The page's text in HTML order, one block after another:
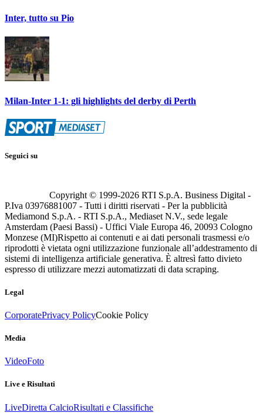
Inter, tutto su Pio
Milan-Inter 1-1: gli highlights del derby di Perth
Seguici su
Copyright © 1999-2026 RTI S.p.A. Business Digital -
P.Iva 03976881007 - Tutti i diritti riservati - Per la pubblicità
Mediamond S.p.A. - RTI S.p.A., Mediaset N.V., sede legale
Amsterdam (Paesi Bassi) - Uffici Viale Europa 46, 20093 Cologno
Monzese (MI)Rispetto ai contenuti e ai dati personali trasmessi e/o
riprodotti è vietata ogni utilizzazione funzionale all’addestramento di
sistemi di intelligenza artificiale generativa. È altresì fatto divieto
espresso di utilizzare mezzi automatizzati di data scraping.
Legal
CorporatePrivacy PolicyCookie Policy
Media
VideoFoto
Live e Risultati
LiveDiretta CalcioRisultati e Classifiche